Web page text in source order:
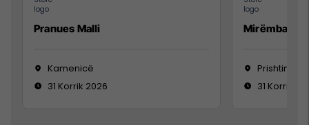
Pranues Malli
Kamenicë
31 Korrik 2026
Prishtinë
31 Korrik